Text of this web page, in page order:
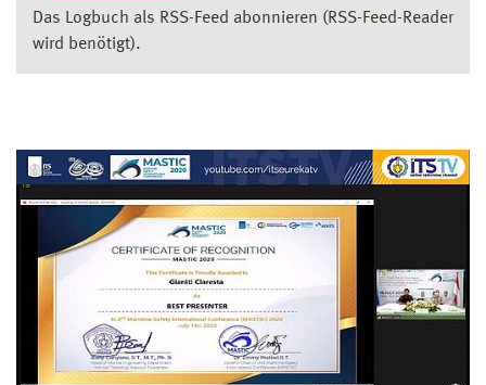
Das Logbuch als RSS-Feed abonnieren (RSS-Feed-Reader
wird benötigt).